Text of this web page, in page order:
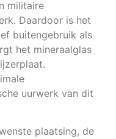
militaire
Daardoor is het
buitengebruik als
het mineraalglas
uurwerk van dit
plaatsing, de